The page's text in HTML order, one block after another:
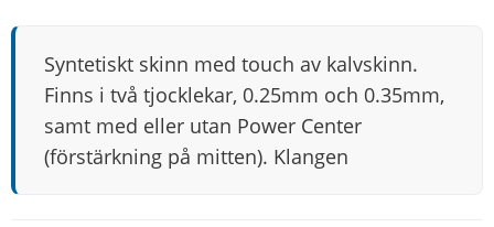
Syntetiskt skinn med touch av kalvskinn.
Finns i två tjocklekar, 0.25mm och 0.35mm,
samt med eller utan Power Center
(förstärkning på mitten). Klangen